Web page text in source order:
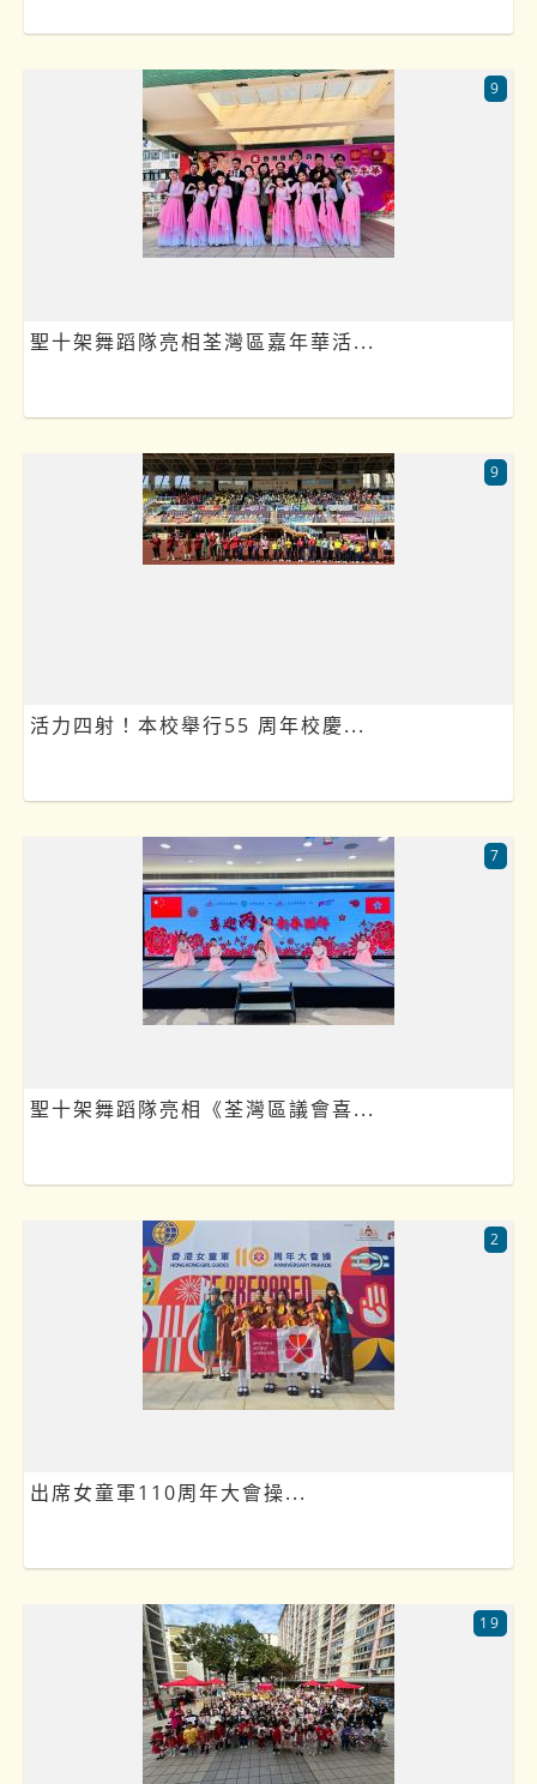
聖十架舞蹈隊亮相荃灣區嘉年華活...
9
活力四射！本校舉行55 周年校慶...
9
聖十架舞蹈隊亮相《荃灣區議會喜...
7
出席女童軍110周年大會操...
2
19